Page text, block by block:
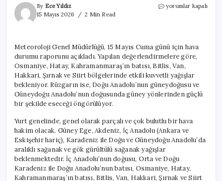
By Ece Yıldız
15 Mayıs 2026
2 Min Read
Meteoroloji’den
Durumu
Tahmini:
Bugün
Hava
Nasıl
Olacak?
için
yorumlar kapalı
Meteoroloji Genel Müdürlüğü, 15 Mayıs Cuma günü için hava
durumu raporunu açıkladı. Yapılan değerlendirmelere göre,
Osmaniye, Hatay, Kahramanmaraş’ın batısı, Bitlis, Van,
Hakkari, Şırnak ve Siirt bölgelerinde etkili kuvvetli yağışlar
bekleniyor. Rüzgarın ise, Doğu Anadolu’nun güneydoğusu ve
Güneydoğu Anadolu’nun doğusunda güney yönlerinden güçlü
bir şekilde eseceği öngörülüyor.
Yurt genelinde, genel olarak parçalı ve çok bulutlu bir hava
hakim olacak. Güney Ege, Akdeniz, İç Anadolu (Ankara ve
Eskişehir hariç), Karadeniz ile Doğu ve Güneydoğu Anadolu’da
aralıklı sağanak ve gök gürültülü sağanak yağışlar
beklenmektedir. İç Anadolu’nun doğusu, Orta ve Doğu
Karadeniz ile Doğu Anadolu’nun batısı, Osmaniye, Hatay,
Kahramanmaraş’ın batısı, Bitlis, Van, Hakkari, Şırnak ve Siirt